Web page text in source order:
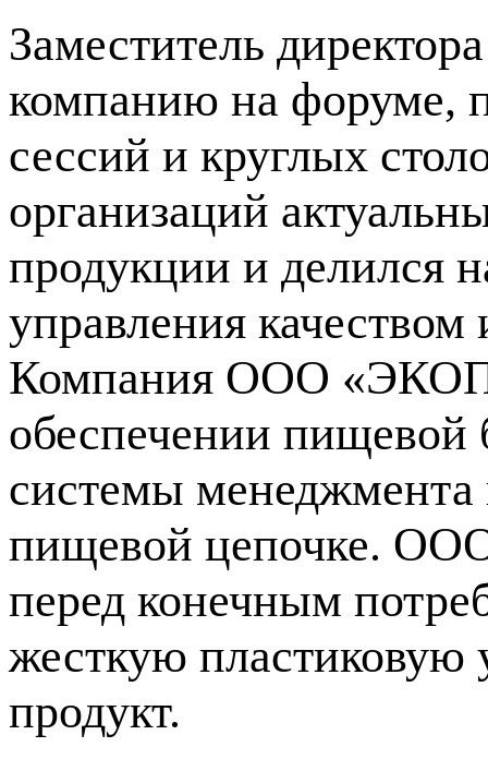
Заместитель
компанию на форуме,
сессий и круглых
организаций
продукции и делился
управления
Компания ООО
обеспечении пищевой
системы менеджмента
пищевой цепочке.
перед конечным
жесткую пластиковую
продукт.